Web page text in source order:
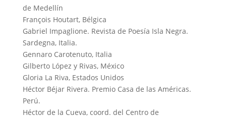
de Medellín
François Houtart, Bélgica
Gabriel Impaglione. Revista de Poesía Isla Negra.
Sardegna, Italia.
Gennaro Carotenuto, Italia
Gilberto López y Rivas, México
Gloria La Riva, Estados Unidos
Héctor Béjar Rivera. Premio Casa de las Américas.
Perú.
Héctor de la Cueva, coord. del Centro de